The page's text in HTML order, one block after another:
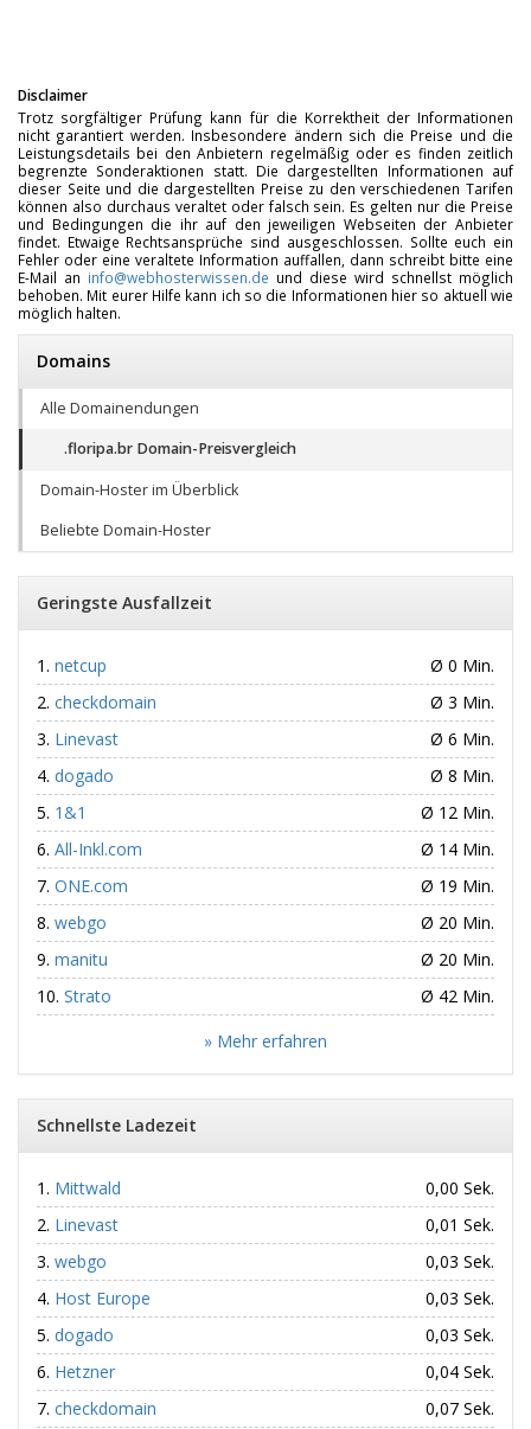
Disclaimer
Trotz sorgfältiger Prüfung kann für die Korrektheit der Informationen
nicht garantiert werden. Insbesondere ändern sich die Preise und die
Leistungsdetails bei den Anbietern regelmäßig oder es finden zeitlich
begrenzte Sonderaktionen statt. Die dargestellten Informationen auf
dieser Seite und die dargestellten Preise zu den verschiedenen Tarifen
können also durchaus veraltet oder falsch sein. Es gelten nur die Preise
und Bedingungen die ihr auf den jeweiligen Webseiten der Anbieter
findet. Etwaige Rechtsansprüche sind ausgeschlossen. Sollte euch ein
Fehler oder eine veraltete Information auffallen, dann schreibt bitte eine
E-Mail an info@webhosterwissen.de und diese wird schnellst möglich
behoben. Mit eurer Hilfe kann ich so die Informationen hier so aktuell wie
möglich halten.
Domains
Alle Domainendungen
.floripa.br Domain-Preisvergleich
Domain-Hoster im Überblick
Beliebte Domain-Hoster
Geringste Ausfallzeit
netcup
Ø 0 Min.
checkdomain
Ø 3 Min.
Linevast
Ø 6 Min.
dogado
Ø 8 Min.
1&1
Ø 12 Min.
All-Inkl.com
Ø 14 Min.
ONE.com
Ø 19 Min.
webgo
Ø 20 Min.
manitu
Ø 20 Min.
Strato
Ø 42 Min.
» Mehr erfahren
Schnellste Ladezeit
Mittwald
0,00 Sek.
Linevast
0,01 Sek.
webgo
0,03 Sek.
Host Europe
0,03 Sek.
dogado
0,03 Sek.
Hetzner
0,04 Sek.
checkdomain
0,07 Sek.